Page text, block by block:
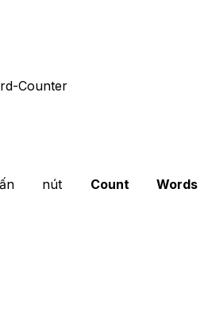
nút Count Words